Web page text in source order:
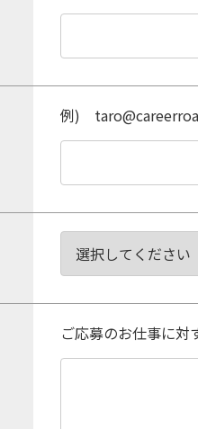
例)
ご応募のお仕事に